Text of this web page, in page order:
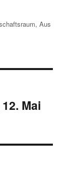
,Aus
Mai